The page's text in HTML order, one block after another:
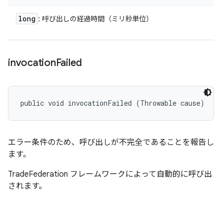
long : 呼び出しの経過時間（ミリ秒単位）
invocationFailed
public void invocationFailed (Throwable cause)
エラー条件のため、呼び出しが不完全であることを報告し
ます。
TradeFederation フレームワークによって自動的に呼び出
されます。